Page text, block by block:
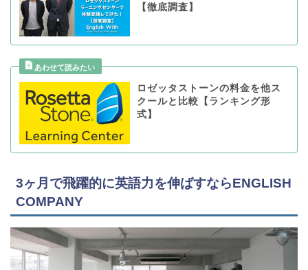
【徹底調査】
ロゼッタストーンの料金を他ス
クールと比較【ランキング形
式】
3ヶ月で飛躍的に英語力を伸ばすならENGLISH
COMPANY